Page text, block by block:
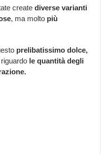
create diverse varianti
, ma molto più
prelibatissimo dolce,
le quantità degli